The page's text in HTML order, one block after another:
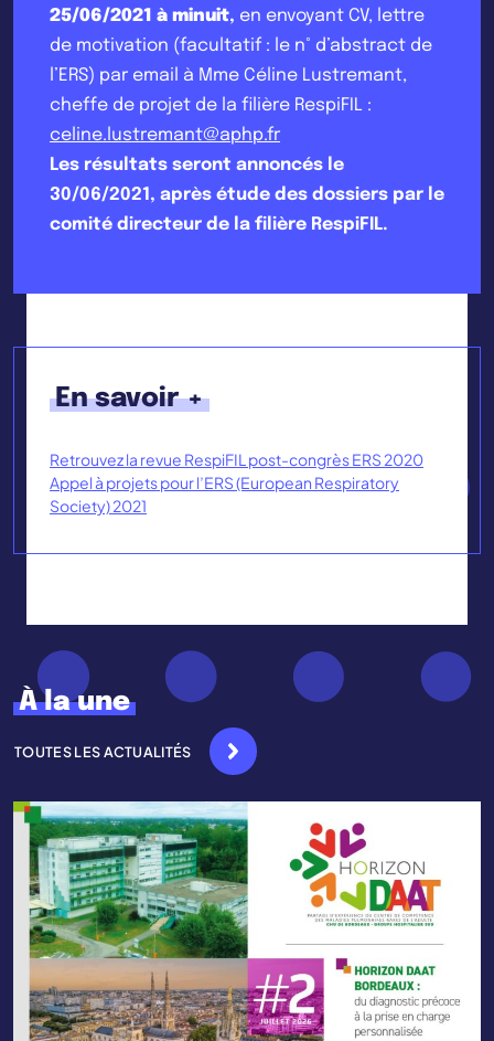
25/06/2021 à minuit, en envoyant CV, lettre
de motivation (facultatif : le n° d’abstract de
l’ERS) par email à Mme Céline Lustremant,
cheffe de projet de la filière RespiFIL :
celine.lustremant@aphp.fr
Les résultats seront annoncés le
30/06/2021, après étude des dossiers par le
comité directeur de la filière RespiFIL.
En savoir +
Retrouvez la revue RespiFIL post-congrès ERS 2020
Appel à projets pour l’ERS (European Respiratory
Society) 2021
À la une
TOUTES LES ACTUALITÉS